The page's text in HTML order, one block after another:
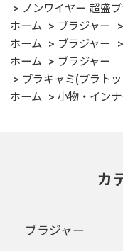
ノンワイヤー 超盛
ホーム
ブラジャー
ホーム
ブラジャー
ホーム
ブラジャー
ブラキャミ(ブラト
ホーム
小物・イン
カ
ブラジャー